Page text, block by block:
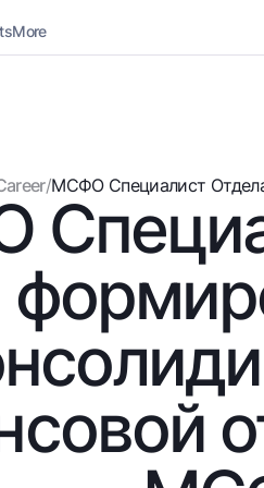
Deposits
Dlya vseh
Demand
Jozibali
Euro
Everything is possible
Demand USD
Dlya vseh USD
More
/МСФО Специалист